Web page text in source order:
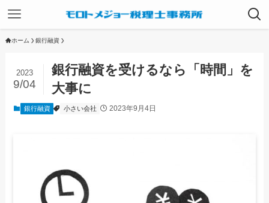
ホーム 銀行融資
銀行融資を受けるなら「時間」を
大事に
2023
9/04
銀行融資 小さい会社 2023年9月4日